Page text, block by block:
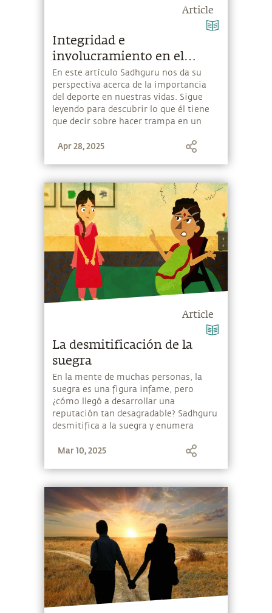
Article
Integridad e
involucramiento en el
deporte
En este artículo Sadhguru nos da su
perspectiva acerca de la importancia
del deporte en nuestras vidas. Sigue
leyendo para descubrir lo que él tiene
que decir sobre hacer trampa en un
Apr 28, 2025
Article
La desmitificación de la
suegra
En la mente de muchas personas, la
suegra es una figura infame, pero
¿cómo llegó a desarrollar una
reputación tan desagradable? Sadhguru
desmitifica a la suegra y enumera
psicológicos en juego.
Mar 10, 2025